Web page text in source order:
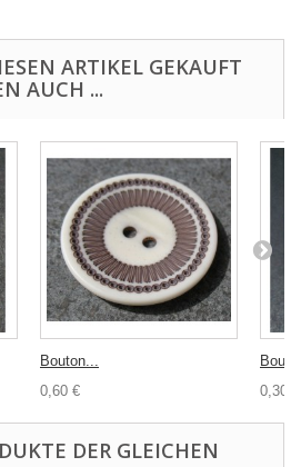
ARTIKEL GEKAUFT
AUCH ...
Bouton...
0,60 €
0,30 €
DER GLEICHEN